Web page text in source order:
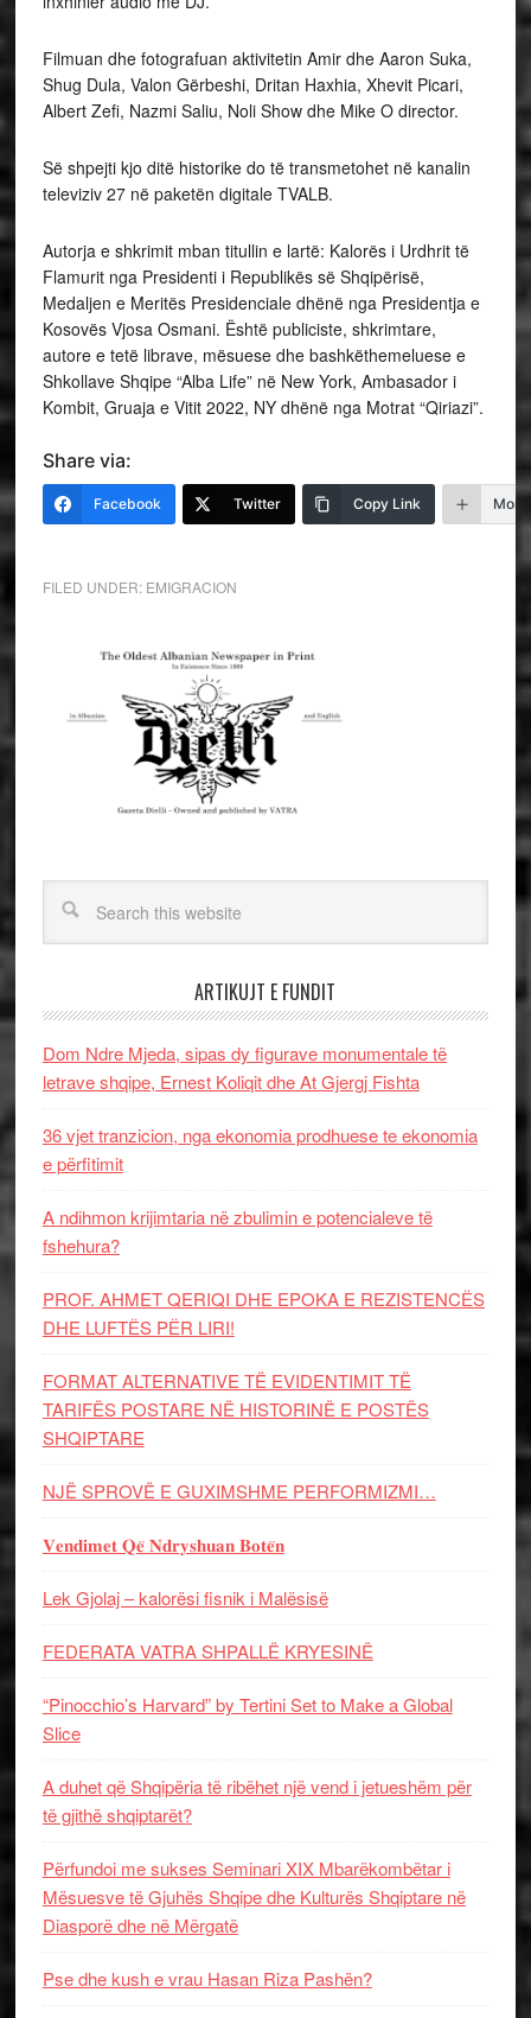
Filmuan dhe fotografuan aktivitetin Amir dhe Aaron Suka,
Shug Dula, Valon Gërbeshi, Dritan Haxhia, Xhevit Picari,
Albert Zefi, Nazmi Saliu, Noli Show dhe Mike O director.
Së shpejti kjo ditë historike do të transmetohet në kanalin
televiziv 27 në paketën digitale TVALB.
Autorja e shkrimit mban titullin e lartë: Kalorës i Urdhrit të
Flamurit nga Presidenti i Republikës së Shqipërisë,
Medaljen e Meritës Presidenciale dhënë nga Presidentja e
Kosovës Vjosa Osmani. Është publiciste, shkrimtare,
autore e tetë librave, mësuese dhe bashkëthemeluese e
Shkollave Shqipe “Alba Life” në New York, Ambasador i
Kombit, Gruaja e Vitit 2022, NY dhënë nga Motrat “Qiriazi”.
Share via:
Facebook Twitter Copy Link More
FILED UNDER: EMIGRACION
ARTIKUJT E FUNDIT
Dom Ndre Mjeda, sipas dy figurave monumentale të
letrave shqipe, Ernest Koliqit dhe At Gjergj Fishta
36 vjet tranzicion, nga ekonomia prodhuese te ekonomia
e përfitimit
A ndihmon krijimtaria në zbulimin e potencialeve të
fshehura?
PROF. AHMET QERIQI DHE EPOKA E REZISTENCЁS
DHE LUFTЁS PЁR LIRI!
FORMAT ALTERNATIVE TË EVIDENTIMIT TË
TARIFËS POSTARE NË HISTORINË E POSTËS
SHQIPTARE
NJË SPROVË E GUXIMSHME PERFORMIZMI…
𝐕𝐞𝐧𝐝𝐢𝐦𝐞𝐭 𝐐𝐞̈ 𝐍𝐝𝐫𝐲𝐬𝐡𝐮𝐚𝐧 𝐁𝐨𝐭𝐞̈𝐧
Lek Gjolaj – kalorësi fisnik i Malësisë
FEDERATA VATRA SHPALLË KRYESINË
“Pinocchio’s Harvard” by Tertini Set to Make a Global
Slice
A duhet që Shqipëria të ribëhet një vend i jetueshëm për
të gjithë shqiptarët?
Përfundoi me sukses Seminari XIX Mbarëkombëtar i
Mësuesve të Gjuhës Shqipe dhe Kulturës Shqiptare në
Diasporë dhe në Mërgatë
Pse dhe kush e vrau Hasan Riza Pashën?